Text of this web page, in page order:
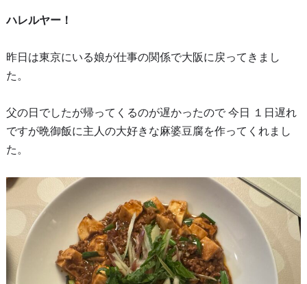
ハレルヤー！
昨日は東京にいる娘が仕事の関係で大阪に戻ってきまし
た。
父の日でしたが帰ってくるのが遅かったので 今日 １日遅れ
ですが晩御飯に主人の大好きな麻婆豆腐を作ってくれまし
た。